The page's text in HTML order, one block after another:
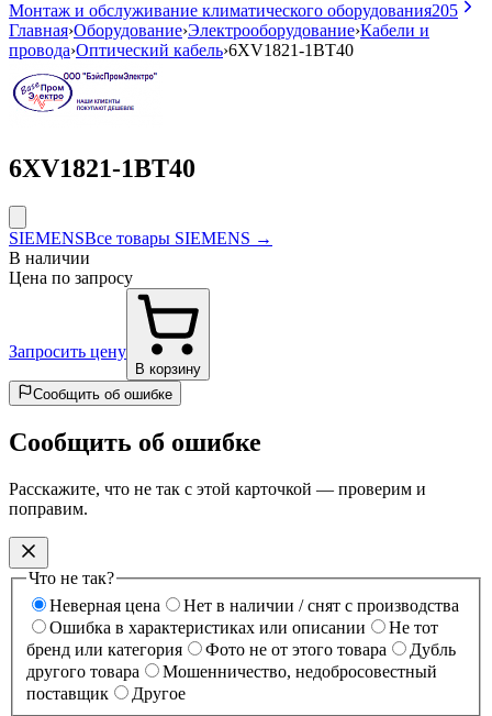
Монтаж и обслуживание климатического оборудования205
Главная›Оборудование›Электрооборудование›Кабели и
провода›Оптический кабель›6XV1821-1BT40
6XV1821-1BT40
SIEMENSВсе товары SIEMENS →
В наличии
Цена по запросу
Запросить цену
В корзину
Сообщить об ошибке
Сообщить об ошибке
Расскажите, что не так с этой карточкой — проверим и
поправим.
Что не так?
Неверная цена
Нет в наличии / снят с производства
Ошибка в характеристиках или описании
Не тот
бренд или категория
Фото не от этого товара
Дубль
другого товара
Мошенничество, недобросовестный
поставщик
Другое